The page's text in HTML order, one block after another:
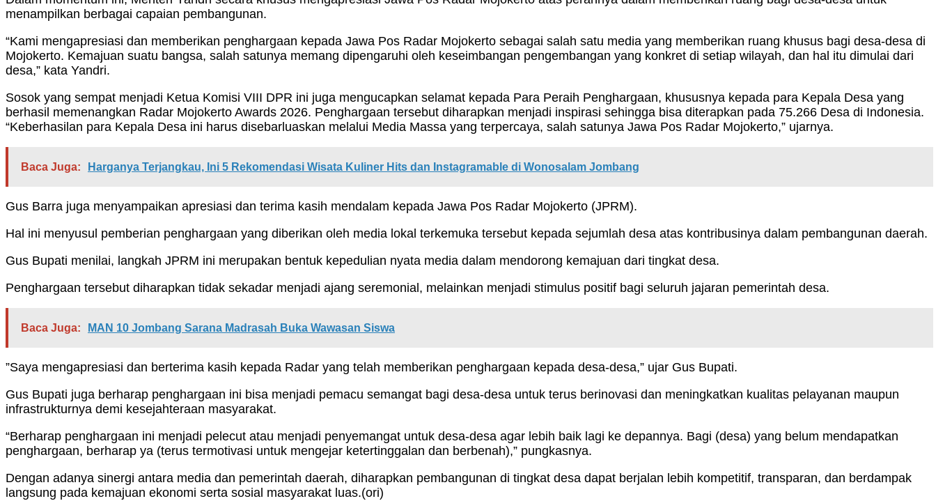
menampilkan berbagai capaian pembangunan.
“Kami mengapresiasi dan memberikan penghargaan kepada Jawa Pos Radar Mojokerto sebagai salah satu media yang memberikan ruang khusus bagi desa-desa di
Mojokerto. Kemajuan suatu bangsa, salah satunya memang dipengaruhi oleh keseimbangan pengembangan yang konkret di setiap wilayah, dan hal itu dimulai dari
desa,” kata Yandri.
Sosok yang sempat menjadi Ketua Komisi VIII DPR ini juga mengucapkan selamat kepada Para Peraih Penghargaan, khususnya kepada para Kepala Desa yang
berhasil memenangkan Radar Mojokerto Awards 2026. Penghargaan tersebut diharapkan menjadi inspirasi sehingga bisa diterapkan pada 75.266 Desa di Indonesia.
“Keberhasilan para Kepala Desa ini harus disebarluaskan melalui Media Massa yang terpercaya, salah satunya Jawa Pos Radar Mojokerto,” ujarnya.
Baca Juga: Harganya Terjangkau, Ini 5 Rekomendasi Wisata Kuliner Hits dan Instagramable di Wonosalam Jombang
Gus Barra juga menyampaikan apresiasi dan terima kasih mendalam kepada Jawa Pos Radar Mojokerto (JPRM).
Hal ini menyusul pemberian penghargaan yang diberikan oleh media lokal terkemuka tersebut kepada sejumlah desa atas kontribusinya dalam pembangunan daerah.
Gus Bupati menilai, langkah JPRM ini merupakan bentuk kepedulian nyata media dalam mendorong kemajuan dari tingkat desa.
Penghargaan tersebut diharapkan tidak sekadar menjadi ajang seremonial, melainkan menjadi stimulus positif bagi seluruh jajaran pemerintah desa.
Baca Juga: MAN 10 Jombang Sarana Madrasah Buka Wawasan Siswa
”Saya mengapresiasi dan berterima kasih kepada Radar yang telah memberikan penghargaan kepada desa-desa,” ujar Gus Bupati.
Gus Bupati juga berharap penghargaan ini bisa menjadi pemacu semangat bagi desa-desa untuk terus berinovasi dan meningkatkan kualitas pelayanan maupun
infrastrukturnya demi kesejahteraan masyarakat.
“Berharap penghargaan ini menjadi pelecut atau menjadi penyemangat untuk desa-desa agar lebih baik lagi ke depannya. Bagi (desa) yang belum mendapatkan
penghargaan, berharap ya (terus termotivasi untuk mengejar ketertinggalan dan berbenah),” pungkasnya.
Dengan adanya sinergi antara media dan pemerintah daerah, diharapkan pembangunan di tingkat desa dapat berjalan lebih kompetitif, transparan, dan berdampak
langsung pada kemajuan ekonomi serta sosial masyarakat luas.(ori)